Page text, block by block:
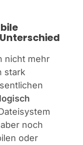
nicht mehr
stark
logisch
noch
oder